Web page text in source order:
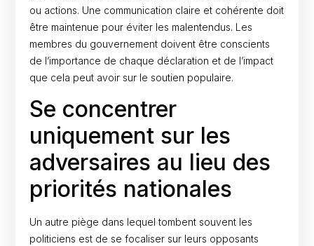
ou actions. Une communication claire et cohérente doit
être maintenue pour éviter les malentendus. Les
membres du gouvernement doivent être conscients
de l’importance de chaque déclaration et de l’impact
que cela peut avoir sur le soutien populaire.
Se concentrer
uniquement sur les
adversaires au lieu des
priorités nationales
Un autre piège dans lequel tombent souvent les
politiciens est de se focaliser sur leurs opposants